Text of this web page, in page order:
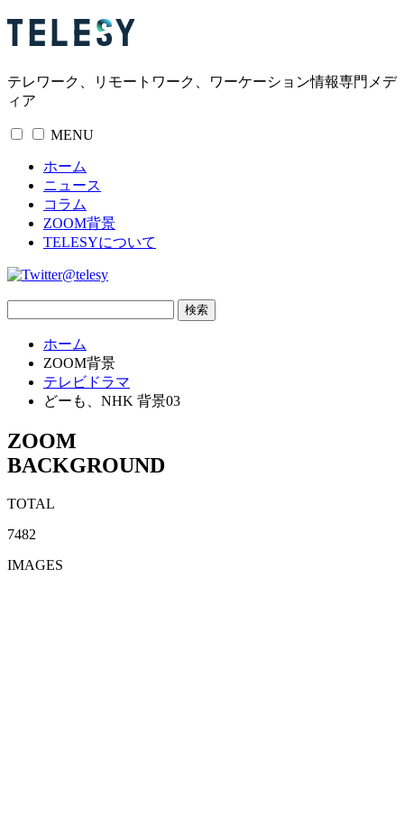
テレワーク、リモートワーク、ワーケーション情報専門メデ
ィア
MENU
ホーム
ニュース
コラム
ZOOM背景
TELESYについて
@telesy
ホーム
ZOOM背景
テレビドラマ
どーも、NHK 背景03
ZOOM
BACKGROUND
TOTAL
7482
IMAGES